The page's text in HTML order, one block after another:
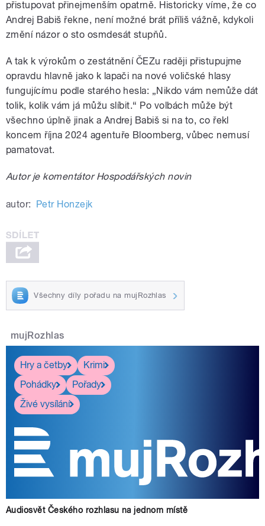
přistupovat přinejmenším opatrně. Historicky víme, že co
Andrej Babiš řekne, není možné brát příliš vážně, kdykoli
změní názor o sto osmdesát stupňů.
A tak k výrokům o zestátnění ČEZu raději přistupujme
opravdu hlavně jako k lapači na nové voličské hlasy
fungujícímu podle starého hesla: „Nikdo vám nemůže dát
tolik, kolik vám já můžu slíbit.“ Po volbách může být
všechno úplně jinak a Andrej Babiš si na to, co řekl
koncem října 2024 agentuře Bloomberg, vůbec nemusí
pamatovat.
Autor je komentátor Hospodářských novin
autor: Petr Honzejk
Všechny díly pořadu na mujRozhlas
mujRozhlas
Hry a četby
Krimi
Pohádky
Pořady
Živé vysílání
Audiosvět Českého rozhlasu na jednom místě